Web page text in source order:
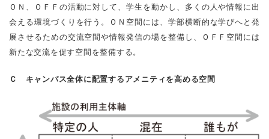
ＯＮ、ＯＦＦの活動に対して、学生を動かし、多くの人や情報に出
会える環境づくりを行う。ＯＮ空間には、学部横断的な学びへと発
展させるための交流空間や情報発信の場を整備し、ＯＦＦ空間には
新たな交流を促す空間を整備する。
Ｃ キャンパス全体に配置するアメニティを高める空間